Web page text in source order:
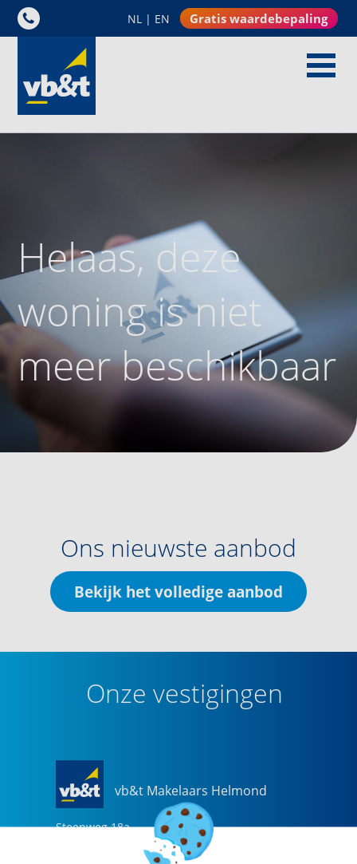
NL | EN Gratis waardebepaling
Helaas, deze
woning is niet
meer beschikbaar
Ons nieuwste aanbod
Bekijk het volledige aanbod
Onze vestigingen
vb&t Makelaars Helmond
Steenweg 18a